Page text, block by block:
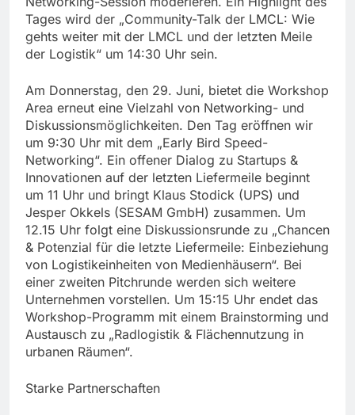
Tages wird der „Community-Talk der LMCL: Wie
gehts weiter mit der LMCL und der letzten Meile
der Logistik“ um 14:30 Uhr sein.
Am Donnerstag, den 29. Juni, bietet die Workshop
Area erneut eine Vielzahl von Networking- und
Diskussionsmöglichkeiten. Den Tag eröffnen wir
um 9:30 Uhr mit dem „Early Bird Speed-
Networking“. Ein offener Dialog zu Startups &
Innovationen auf der letzten Liefermeile beginnt
um 11 Uhr und bringt Klaus Stodick (UPS) und
Jesper Okkels (SESAM GmbH) zusammen. Um
12.15 Uhr folgt eine Diskussionsrunde zu „Chancen
& Potenzial für die letzte Liefermeile: Einbeziehung
von Logistikeinheiten von Medienhäusern“. Bei
einer zweiten Pitchrunde werden sich weitere
Unternehmen vorstellen. Um 15:15 Uhr endet das
Workshop-Programm mit einem Brainstorming und
Austausch zu „Radlogistik & Flächennutzung in
urbanen Räumen“.
Starke Partnerschaften